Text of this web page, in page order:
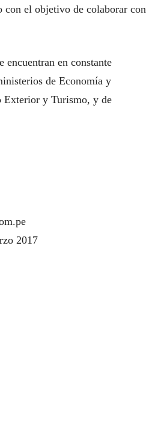
con el objetivo de colaborar con
encuentran en constante
de Economía y
Exterior y Turismo, y de
2017